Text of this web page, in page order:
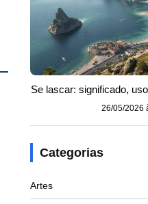
Se lascar: significado,
26/05/2026
Categorias
Artes